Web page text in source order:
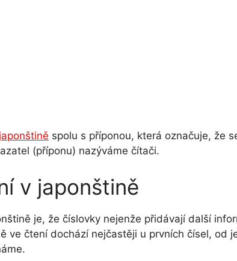
spolu s příponou, která označuje, že
(příponu) nazýváme čítači.
v japonštině
je, že číslovky nejenže přidávají další
ve čtení dochází nejčastěji u prvních čísel, od